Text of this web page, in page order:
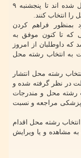
که طبق ضوابط مجاز به انتخاب رشته محل شده اند تا پنجشنبه ۹
فراهم کردن
که تا کنون موفق به
که داوطلبان از امروز
بتوانند نسبت به انتخاب رشته محل
رشته محل انتشار
در نظر گرفته شده و
رشته محل و مندرجات
مراجعه و نسبت
رشته محل اقدام
مشاهده و یا ویرایش